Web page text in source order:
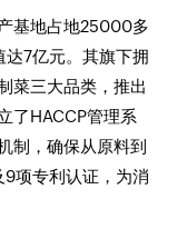
基地占地25000多
7亿元。其旗下拥
菜三大品类，推出
了HACCP管理系
制，确保从原料到
9项专利认证，为消